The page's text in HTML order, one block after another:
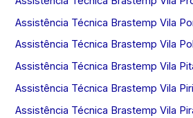
Assistência Técnica Brastemp Vila
Assistência Técnica Brastemp Vila
Assistência Técnica Brastemp Vila
Assistência Técnica Brastemp Vila
Assistência Técnica Brastemp Vila